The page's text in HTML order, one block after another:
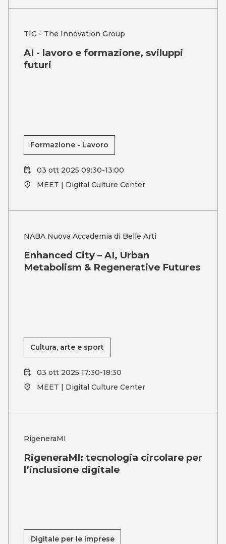
TIG - The Innovation Group
AI - lavoro e formazione, sviluppi
futuri
Formazione - Lavoro
03 ott 2025 09:30-13:00
MEET | Digital Culture Center
NABA Nuova Accademia di Belle Arti
Enhanced City – AI, Urban
Metabolism & Regenerative Futures
Cultura, arte e sport
03 ott 2025 17:30-18:30
MEET | Digital Culture Center
RigeneraMI
RigeneraMI: tecnologia circolare per
l’inclusione digitale
Digitale per le imprese